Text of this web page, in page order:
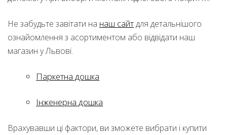
Не забудьте завітати на наш сайтдля детальнішого
ознайомлення з асортиментом або відвідати наш
магазин у Львові.
Паркетна дошка
Інженерна дошка
Врахувавши ці фактори, ви зможете вибрати і купити